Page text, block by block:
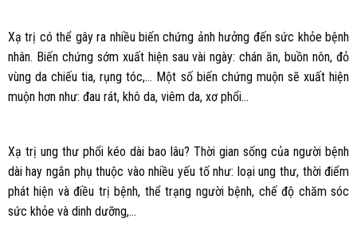
Xạ trị có thể gây ra nhiều biến chứng ảnh hưởng đến sức khỏe bệnh
nhân. Biến chứng sớm xuất hiện sau vài ngày: chán ăn, buồn nôn, đỏ
vùng da chiếu tia, rụng tóc,… Một số biến chứng muộn sẽ xuất hiện
muộn hơn như: đau rát, khô da, viêm da, xơ phổi…
Xạ trị ung thư phổi kéo dài bao lâu? Thời gian sống của người bệnh
dài hay ngắn phụ thuộc vào nhiều yếu tố như: loại ung thư, thời điểm
phát hiện và điều trị bệnh, thể trạng người bệnh, chế độ chăm sóc
sức khỏe và dinh dưỡng,…